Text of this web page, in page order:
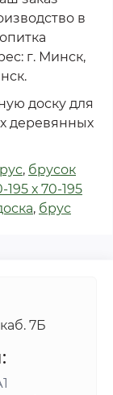
в
г. Минск,
доску для
деревянных
, брусок
х 70-195
, брус
7Б